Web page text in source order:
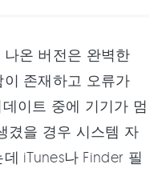
온 버전은 완벽한
존재하고 오류가
이트 중에 기기가 멈
겼을 경우 시스템 자
iTunes나 Finder 필